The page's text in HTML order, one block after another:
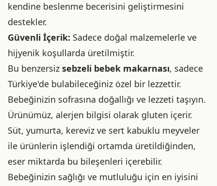
kendine beslenme becerisini geliştirmesini
destekler.
Güvenli İçerik: Sadece doğal malzemelerle ve
hijyenik koşullarda üretilmiştir.
Bu benzersiz sebzeli bebek makarnası, sadece
Türkiye'de bulabileceğiniz özel bir lezzettir.
Bebeğinizin sofrasına doğallığı ve lezzeti taşıyın.
Ürünümüz, alerjen bilgisi olarak gluten içerir.
Süt, yumurta, kereviz ve sert kabuklu meyveler
ile ürünlerin işlendiği ortamda üretildiğinden,
eser miktarda bu bileşenleri içerebilir.
Bebeğinizin sağlığı ve mutluluğu için en iyisini